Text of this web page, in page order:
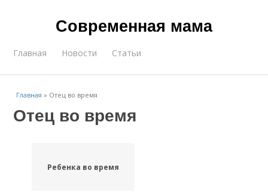
Современная мама
Главная Новости Статьи
Главная » Отец во время
Отец во время
Ребенка во время